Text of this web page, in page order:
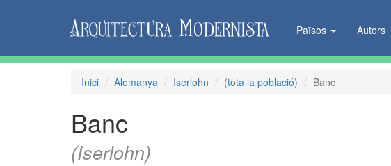
Països Autors
Inici Alemanya Iserlohn (tota la població) Banc
Banc
(Iserlohn)